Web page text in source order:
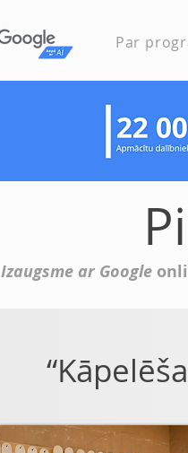
Par
Izaugsme ar Google